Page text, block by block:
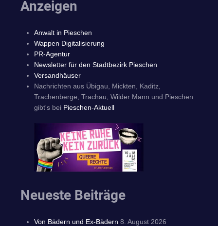
Anzeigen
Anwalt in Pieschen
Wappen Digitalisierung
PR-Agentur
Newsletter für den Stadtbezirk Pieschen
Versandhäuser
Nachrichten aus Übigau, Mickten, Kaditz,
Trachenberge, Trachau, Wilder Mann und Pieschen
gibt's bei Pieschen-Aktuell
Neueste Beiträge
Von Bädern und Ex-Bädern 8. August 2026